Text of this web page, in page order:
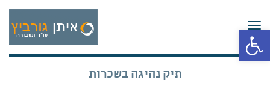
פתח סרגל נגישות
תפריט
תיק נהיגה בשכרות